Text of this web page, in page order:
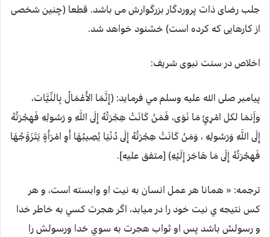
جلب رضای ذات پروردگار بزرگوارش می باشد. قطعا (چنین شخصی
از کارهایی که کرده است) خشنود خواهد شد.
اخلاص در سنت نبوی شریف:
پیامبر صلی الله علیه وسلم مي فرمايد: (إِنَّمَا الأَعْمَالُ بِالنِّيَّات،
وإَنمَا لكل امْرِئٍ مَا نَوَى، فَمَنْ كَانَتْ هِجْرَتُهُ إِلَى اللَّهِ و رَسُولِهِ فَهِجْرَتُهُ
إِلَى اللَّهِ وَرَسُولِهِ ، وَمَنْ كَانَتْ هِجْرَتُهُ إِلَى دُنْيَا يُصِيبُهَا أَوِ امْرَأَةٍ يَتَزَوَّجُهَا
فَهِجْرَتُهُ إِلَى مَا هَاجَرَ إِلَيْهِ) [متفق عليه].
ترجمه: « همانا هر عمل انسان به نيت او وابسته است، و هر
کس نتيجه ي نيت خود را در ميابد، اگر هجرت کسي به خاطر خدا
و رسولش باشد پس او ثواب هجرت به سوي خدا ورسولش را